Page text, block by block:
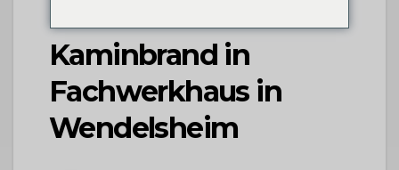
POL-PIAZ:
Kaminbrand in
Fachwerkhaus in
Wendelsheim